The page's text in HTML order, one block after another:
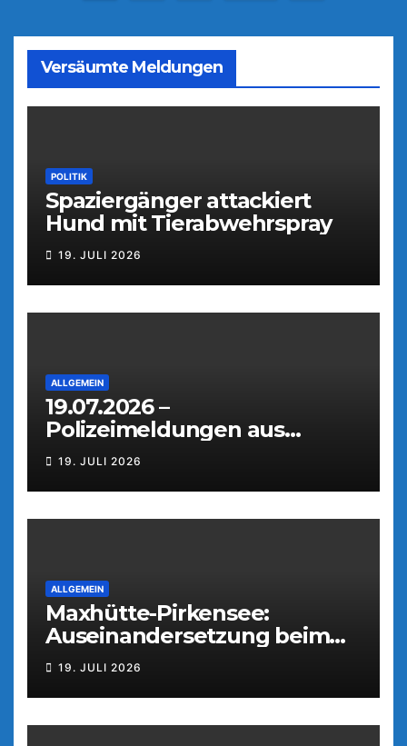
Beiträge
Versäumte Meldungen
POLITIK
Spaziergänger attackiert
Hund mit Tierabwehrspray
19. JULI 2026
ALLGEMEIN
19.07.2026 –
Polizeimeldungen aus
Weiden
19. JULI 2026
ALLGEMEIN
Maxhütte-Pirkensee:
Auseinandersetzung beim
Parkfest
19. JULI 2026